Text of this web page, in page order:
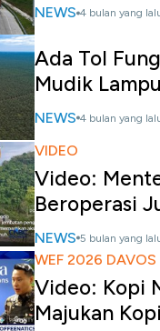
NEWS 4 bulan yang
Ada Tol
Mudik
NEWS 4 bulan yang
VIDEO
Video:
Beroperasi
NEWS 5 bulan yang
WEF 2026 DAVOS
Video: Kopi
Majukan